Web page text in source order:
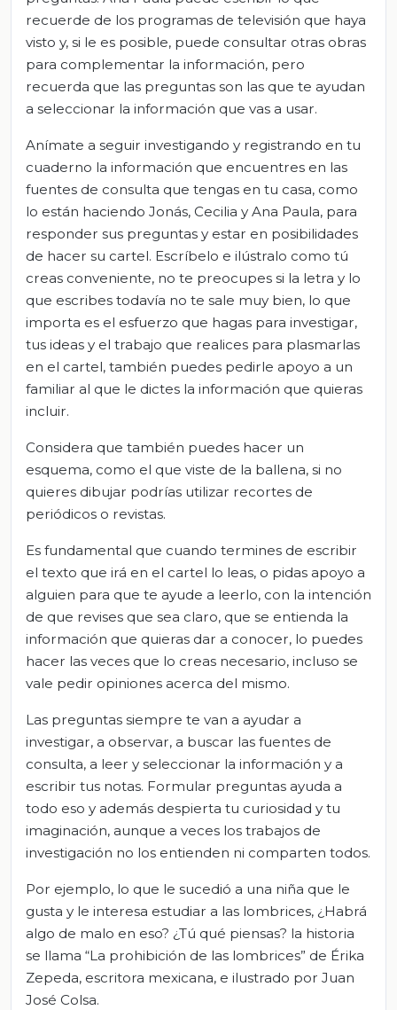
recuerde de los programas de televisión que haya
visto y, si le es posible, puede consultar otras obras
para complementar la información, pero
recuerda que las preguntas son las que te ayudan
a seleccionar la información que vas a usar.
Anímate a seguir investigando y registrando en tu
cuaderno la información que encuentres en las
fuentes de consulta que tengas en tu casa, como
lo están haciendo Jonás, Cecilia y Ana Paula, para
responder sus preguntas y estar en posibilidades
de hacer su cartel. Escríbelo e ilústralo como tú
creas conveniente, no te preocupes si la letra y lo
que escribes todavía no te sale muy bien, lo que
importa es el esfuerzo que hagas para investigar,
tus ideas y el trabajo que realices para plasmarlas
en el cartel, también puedes pedirle apoyo a un
familiar al que le dictes la información que quieras
incluir.
Considera que también puedes hacer un
esquema, como el que viste de la ballena, si no
quieres dibujar podrías utilizar recortes de
periódicos o revistas.
Es fundamental que cuando termines de escribir
el texto que irá en el cartel lo leas, o pidas apoyo a
alguien para que te ayude a leerlo, con la intención
de que revises que sea claro, que se entienda la
información que quieras dar a conocer, lo puedes
hacer las veces que lo creas necesario, incluso se
vale pedir opiniones acerca del mismo.
Las preguntas siempre te van a ayudar a
investigar, a observar, a buscar las fuentes de
consulta, a leer y seleccionar la información y a
escribir tus notas. Formular preguntas ayuda a
todo eso y además despierta tu curiosidad y tu
imaginación, aunque a veces los trabajos de
investigación no los entienden ni comparten todos.
Por ejemplo, lo que le sucedió a una niña que le
gusta y le interesa estudiar a las lombrices, ¿Habrá
algo de malo en eso? ¿Tú qué piensas? la historia
se llama “La prohibición de las lombrices” de Érika
Zepeda, escritora mexicana, e ilustrado por Juan
José Colsa.